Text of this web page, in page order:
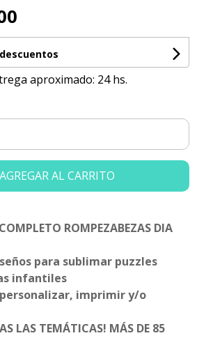
aproximado: 24 hs.
AGREGAR AL CARRITO
ROMPEZABEZAS DIA
para sublimar puzzles
infantiles
imprimir y/o
LAS TEMÁTICAS! MÁS DE 85